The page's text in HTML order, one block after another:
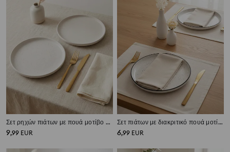
Σετ ρηχών πιάτων με πουά μοτίβο 2 pack
9,99 EUR
Σετ πιάτων με διακριτικό πουά μοτίβο – σετ 2
6,99 EUR